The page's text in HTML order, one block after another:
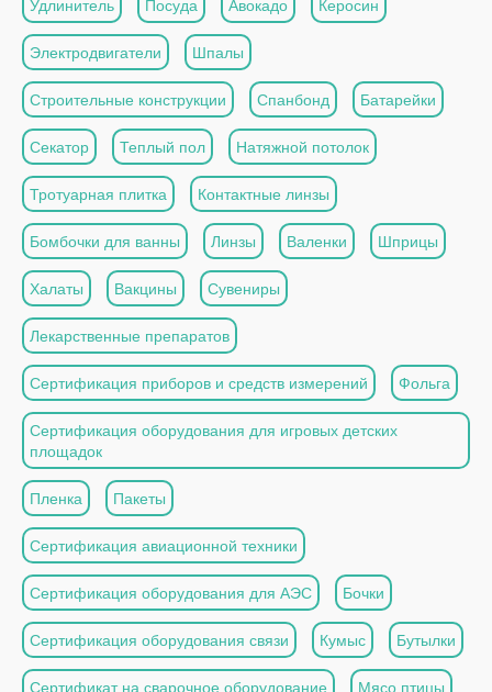
Удлинитель Посуда Авокадо Керосин
Электродвигатели Шпалы
Строительные конструкции Спанбонд Батарейки
Секатор Теплый пол Натяжной потолок
Тротуарная плитка Контактные линзы
Бомбочки для ванны Линзы Валенки Шприцы
Халаты Вакцины Сувениры
Лекарственные препаратов
Сертификация приборов и средств измерений Фольга
Сертификация оборудования для игровых детских
площадок
Пленка Пакеты
Сертификация авиационной техники
Сертификация оборудования для АЭС Бочки
Сертификация оборудования связи Кумыс Бутылки
Сертификат на сварочное оборудование Мясо птицы